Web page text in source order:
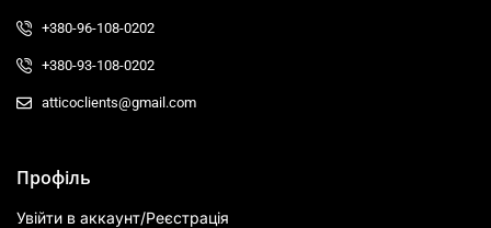
+380-96-108-0202
+380-93-108-0202
atticoclients@gmail.com
Профіль
Увійти в аккаунт/Реєстрація